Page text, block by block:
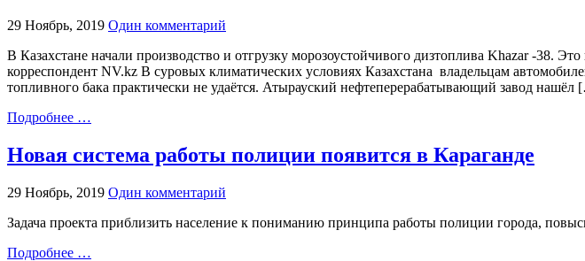
29 Ноябрь, 2019 Один комментарий
В Казахстане начали производство и отгрузку морозоустойчивого дизтоплива Khazar -38.
корреспондент NV.kz В суровых климатических условиях Казахстана владельцам
топливного бака практически не удаётся. Атырауский нефтеперерабатывающий завод
Подробнее …
Новая система работы полиции появится в Караганде
29 Ноябрь, 2019 Один комментарий
Задача проекта приблизить население к пониманию принципа работы полиции города,
Подробнее …